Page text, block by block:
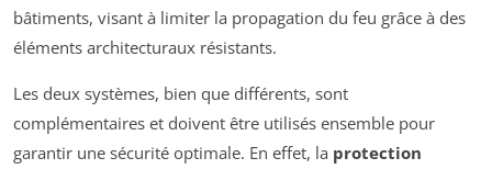
bâtiments, visant à limiter la propagation du feu grâce à des
éléments architecturaux résistants.
Les deux systèmes, bien que différents, sont
complémentaires et doivent être utilisés ensemble pour
garantir une sécurité optimale. En effet, la protection